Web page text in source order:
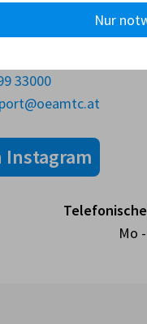
33000
Instagram
Mo
Nur